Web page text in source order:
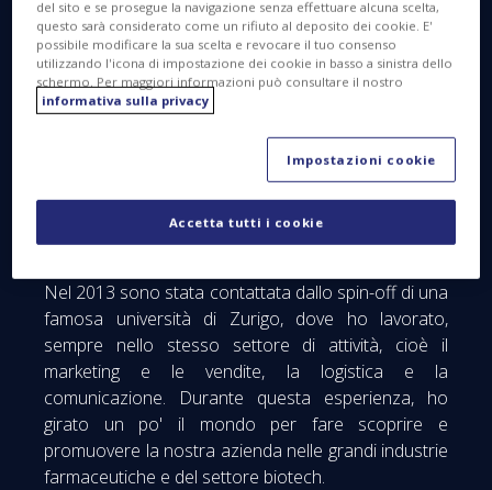
Perfectionnement au Commerce International della
Camera di commercio di Nantes. Poi, ho iniziato la
mia prima vera carriera nel campo del "business
development" nel settore chimico. L'azienda
sviluppava molecole chimiche nell'ambito della
Ricerca e sviluppo. All'epoca, i nostri clienti erano
laboratori farmaceutici, il settore della cosmesi, le
industrie del lusso e dell'agroalimentare. I settori di
attività che fanno ricorso alla chimica sono davvero
innumerevoli!
Nel 2013 sono stata contattata dallo spin-off di una
famosa università di Zurigo, dove ho lavorato,
sempre nello stesso settore di attività, cioè il
marketing e le vendite, la logistica e la
comunicazione. Durante questa esperienza, ho
girato un po' il mondo per fare scoprire e
promuovere la nostra azienda nelle grandi industrie
farmaceutiche e del settore biotech.
del sito e se prosegue la navigazione senza effettuare alcuna scelta,
questo sarà considerato come un rifiuto al deposito dei cookie. E'
possibile modificare la sua scelta e revocare il tuo consenso
utilizzando l'icona di impostazione dei cookie in basso a sinistra dello
schermo. Per maggiori informazioni può consultare il nostro
informativa sulla privacy
Impostazioni cookie
Accetta tutti i cookie